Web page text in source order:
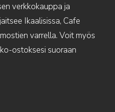
verkkokauppa ja
Ikaalisissa, Cafe
varrella. Voit myös
ostoksesi suoraan